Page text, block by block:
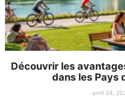
Découvrir les
dans les Pays
avril 24,